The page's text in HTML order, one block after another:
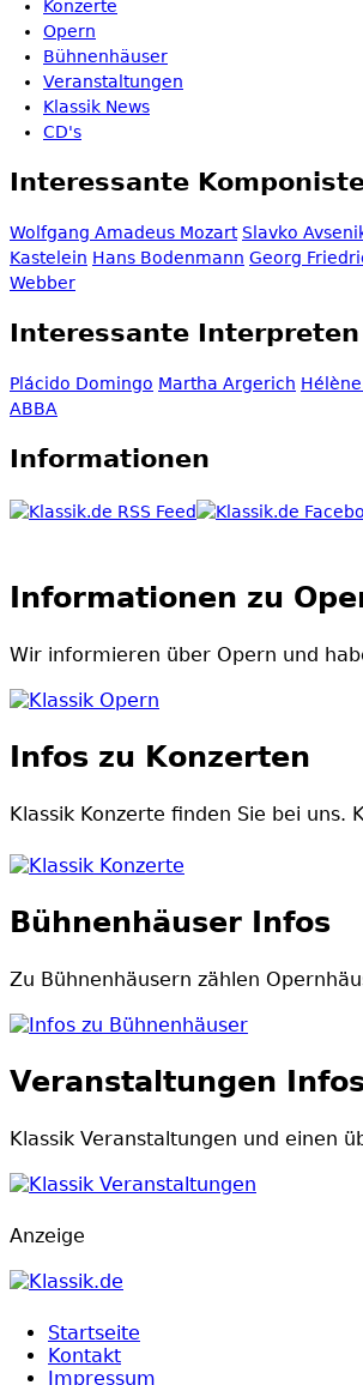
Konzerte
Opern
Bühnenhäuser
Veranstaltungen
Klassik News
CD's
Interessante
Wolfgang Amadeus Mozart Slavko
Kastelein Hans Bodenmann Georg
Webber
Interessante Interpreten
Plácido Domingo Martha Argerich
ABBA
Informationen
Informationen zu
Wir informieren über Opern und
Klassik Opern
Infos zu Konzerten
Klassik Konzerte finden Sie bei uns.
Klassik Konzerte
Bühnenhäuser Infos
Zu Bühnenhäusern zählen
Infos zu Bühnenhäuser
Veranstaltungen
Klassik Veranstaltungen und einen
Klassik Veranstaltungen
Anzeige
Startseite
Kontakt
Impressum